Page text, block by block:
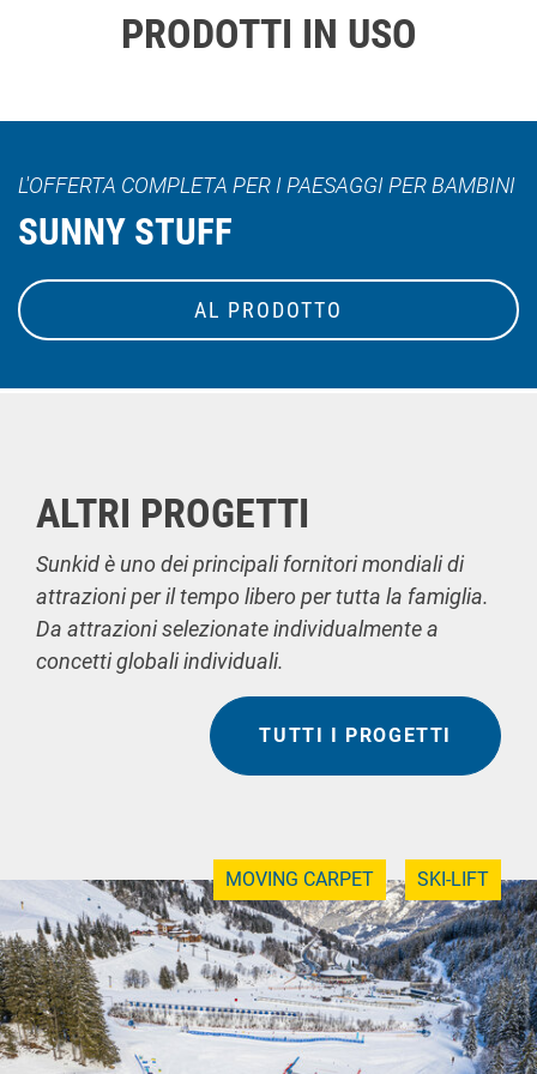
PRODOTTI IN USO
L'OFFERTA COMPLETA PER I PAESAGGI PER BAMBINI
SUNNY STUFF
AL PRODOTTO
ALTRI PROGETTI
Sunkid è uno dei principali fornitori mondiali di
attrazioni per il tempo libero per tutta la famiglia.
Da attrazioni selezionate individualmente a
concetti globali individuali.
TUTTI I PROGETTI
MOVING CARPET SKI-LIFT